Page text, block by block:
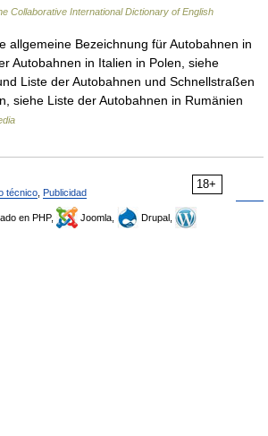
Collaborative International Dictionary of English
allgemeine Bezeichnung für Autobahnen in
Autobahnen in Italien in Polen, siehe
Liste der Autobahnen und Schnellstraßen
siehe Liste der Autobahnen in Rumänien
18+
técnico Publicidad
en PHP, Joomla,
Drupal,